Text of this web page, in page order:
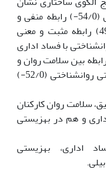
داد که بین سلامت روان با فساد اداری (54/0-) رابطه منفی و
معنی دار و بهزیستی روانشناختی (49/0) رابطه مثبت و معنی
با فساد اداری
بین سلامت روان و
فساد اداری با نقش میانجی‌گری بهزیستی روانشناختی (52/0-)
سلامت روان کارکنان
و هم در بهزیستی
اداری، بهزیستی